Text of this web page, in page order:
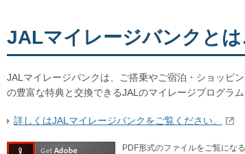
JALマイレージバンクと
JALマイレージバンクは、ご搭乗やご宿泊・ショッピ
の豊富な特典と交換できるJALのマイレージプログラム
詳しくはJALマイレージバンクをご覧ください。
PDF形式のファイルをご覧になる